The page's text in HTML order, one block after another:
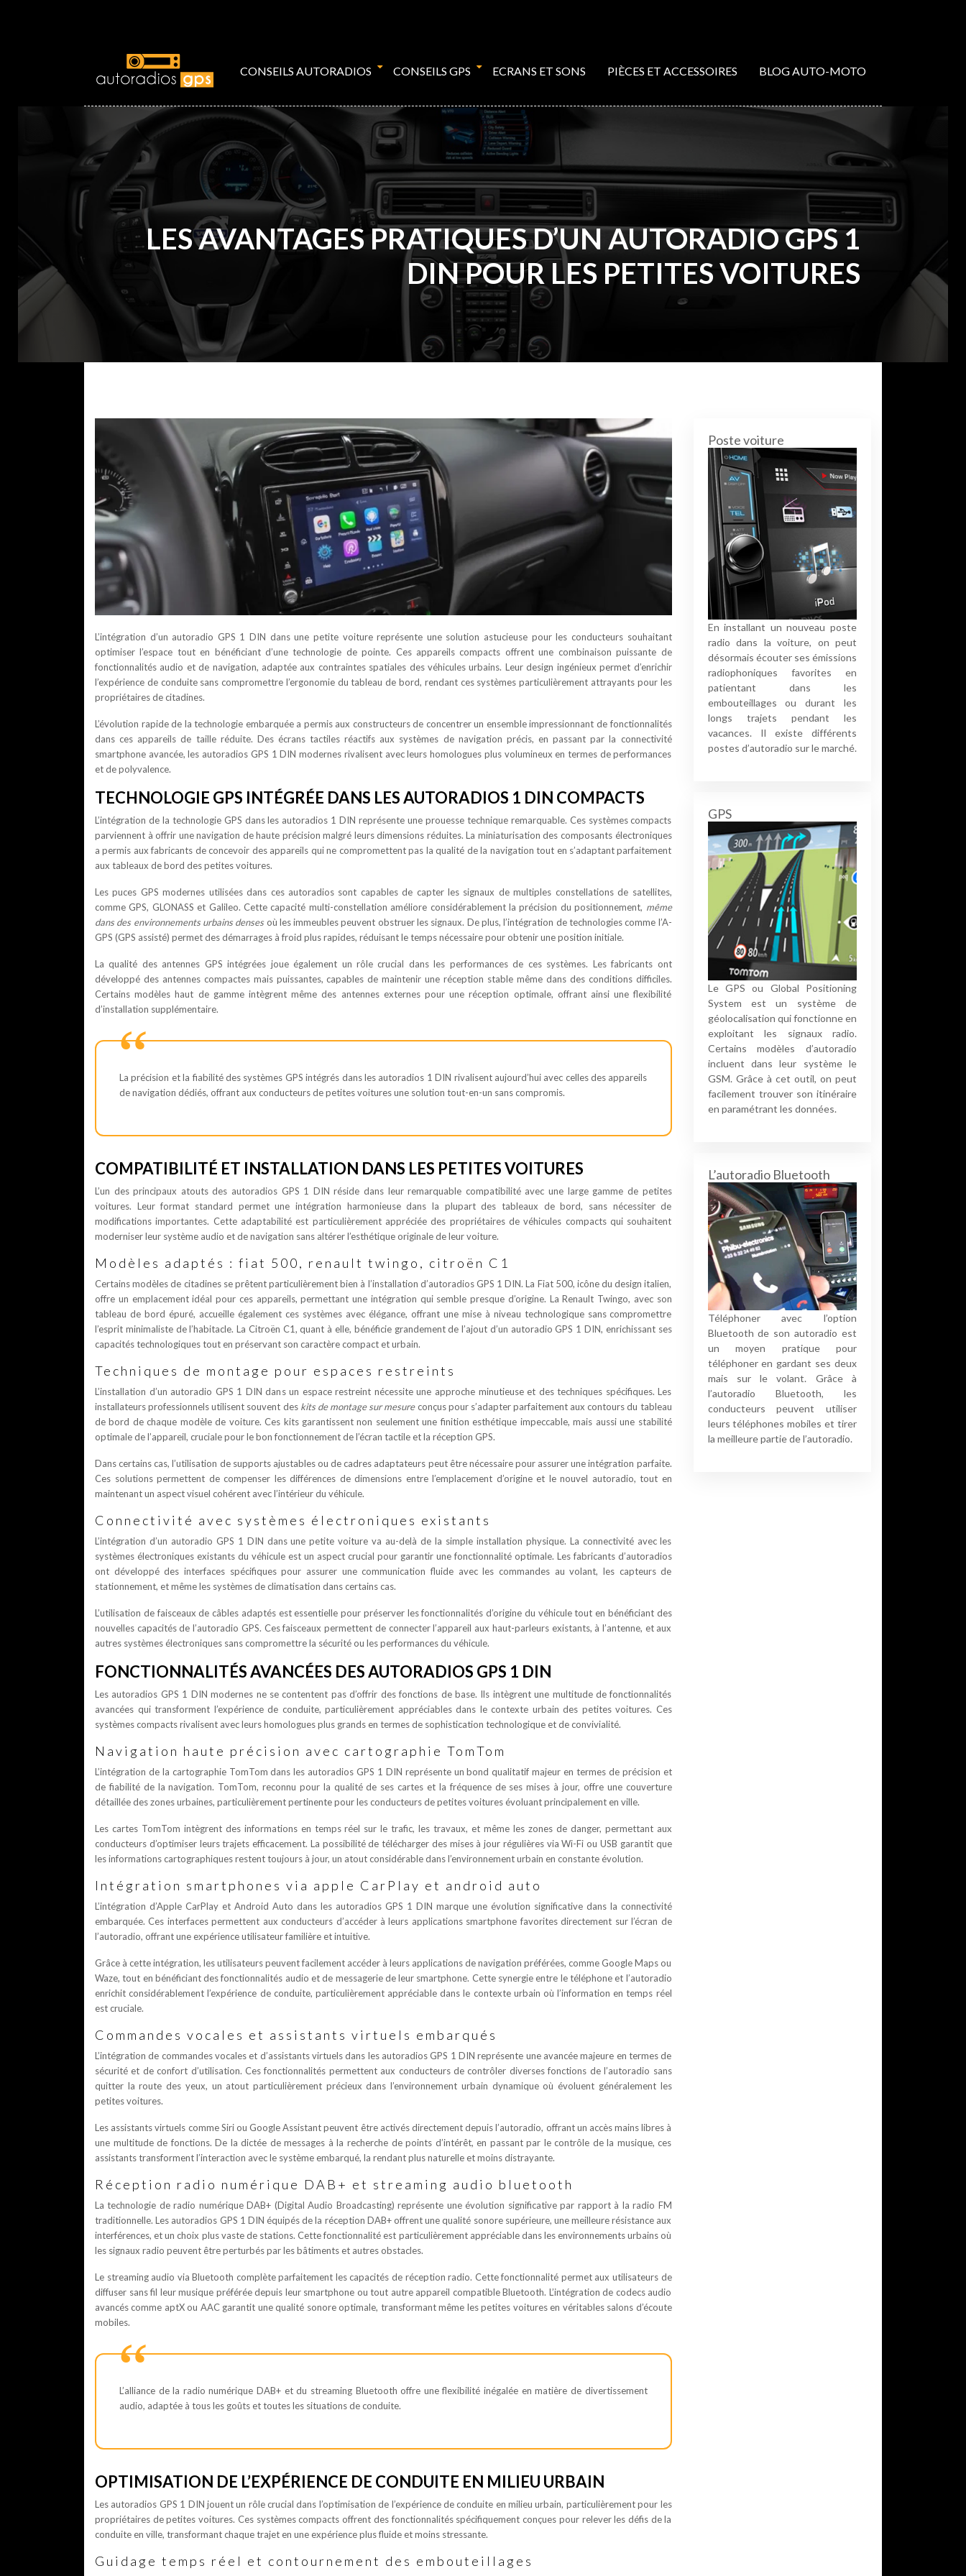
CONSEILS AUTORADIOS CONSEILS GPS ECRANS ET SONS PIÈCES ET ACCESSOIRES BLOG AUTO-MOTO
LES AVANTAGES PRATIQUES D’UN AUTORADIO GPS 1
DIN POUR LES PETITES VOITURES
L’intégration d’un autoradio GPS 1 DIN dans une petite voiture représente une solution astucieuse pour les conducteurs souhaitant
optimiser l’espace tout en bénéficiant d’une technologie de pointe. Ces appareils compacts offrent une combinaison puissante de
fonctionnalités audio et de navigation, adaptée aux contraintes spatiales des véhicules urbains. Leur design ingénieux permet d’enrichir
l’expérience de conduite sans compromettre l’ergonomie du tableau de bord, rendant ces systèmes particulièrement attrayants pour les
propriétaires de citadines.
L’évolution rapide de la technologie embarquée a permis aux constructeurs de concentrer un ensemble impressionnant de fonctionnalités
dans ces appareils de taille réduite. Des écrans tactiles réactifs aux systèmes de navigation précis, en passant par la connectivité
smartphone avancée, les autoradios GPS 1 DIN modernes rivalisent avec leurs homologues plus volumineux en termes de performances
et de polyvalence.
TECHNOLOGIE GPS INTÉGRÉE DANS LES AUTORADIOS 1 DIN COMPACTS
L’intégration de la technologie GPS dans les autoradios 1 DIN représente une prouesse technique remarquable. Ces systèmes compacts
parviennent à offrir une navigation de haute précision malgré leurs dimensions réduites. La miniaturisation des composants électroniques
a permis aux fabricants de concevoir des appareils qui ne compromettent pas la qualité de la navigation tout en s’adaptant parfaitement
aux tableaux de bord des petites voitures.
Les puces GPS modernes utilisées dans ces autoradios sont capables de capter les signaux de multiples constellations de satellites,
comme GPS, GLONASS et Galileo. Cette capacité multi-constellation améliore considérablement la précision du positionnement, même
dans des environnements urbains densesoù les immeubles peuvent obstruer les signaux. De plus, l’intégration de technologies comme l’A-
GPS (GPS assisté) permet des démarrages à froid plus rapides, réduisant le temps nécessaire pour obtenir une position initiale.
La qualité des antennes GPS intégrées joue également un rôle crucial dans les performances de ces systèmes. Les fabricants ont
développé des antennes compactes mais puissantes, capables de maintenir une réception stable même dans des conditions difficiles.
Certains modèles haut de gamme intègrent même des antennes externes pour une réception optimale, offrant ainsi une flexibilité
d’installation supplémentaire.
La précision et la fiabilité des systèmes GPS intégrés dans les autoradios 1 DIN rivalisent aujourd’hui avec celles des appareils
de navigation dédiés, offrant aux conducteurs de petites voitures une solution tout-en-un sans compromis.
COMPATIBILITÉ ET INSTALLATION DANS LES PETITES VOITURES
L’un des principaux atouts des autoradios GPS 1 DIN réside dans leur remarquable compatibilité avec une large gamme de petites
voitures. Leur format standard permet une intégration harmonieuse dans la plupart des tableaux de bord, sans nécessiter de
modifications importantes. Cette adaptabilité est particulièrement appréciée des propriétaires de véhicules compacts qui souhaitent
moderniser leur système audio et de navigation sans altérer l’esthétique originale de leur voiture.
Modèles adaptés : fiat 500, renault twingo, citroën C1
Certains modèles de citadines se prêtent particulièrement bien à l’installation d’autoradios GPS 1 DIN. La Fiat 500, icône du design italien,
offre un emplacement idéal pour ces appareils, permettant une intégration qui semble presque d’origine. La Renault Twingo, avec son
tableau de bord épuré, accueille également ces systèmes avec élégance, offrant une mise à niveau technologique sans compromettre
l’esprit minimaliste de l’habitacle. La Citroën C1, quant à elle, bénéficie grandement de l’ajout d’un autoradio GPS 1 DIN, enrichissant ses
capacités technologiques tout en préservant son caractère compact et urbain.
Techniques de montage pour espaces restreints
L’installation d’un autoradio GPS 1 DIN dans un espace restreint nécessite une approche minutieuse et des techniques spécifiques. Les
installateurs professionnels utilisent souvent des kits de montage sur mesureconçus pour s’adapter parfaitement aux contours du tableau
de bord de chaque modèle de voiture. Ces kits garantissent non seulement une finition esthétique impeccable, mais aussi une stabilité
optimale de l’appareil, cruciale pour le bon fonctionnement de l’écran tactile et la réception GPS.
Dans certains cas, l’utilisation de supports ajustables ou de cadres adaptateurs peut être nécessaire pour assurer une intégration parfaite.
Ces solutions permettent de compenser les différences de dimensions entre l’emplacement d’origine et le nouvel autoradio, tout en
maintenant un aspect visuel cohérent avec l’intérieur du véhicule.
Connectivité avec systèmes électroniques existants
L’intégration d’un autoradio GPS 1 DIN dans une petite voiture va au-delà de la simple installation physique. La connectivité avec les
systèmes électroniques existants du véhicule est un aspect crucial pour garantir une fonctionnalité optimale. Les fabricants d’autoradios
ont développé des interfaces spécifiques pour assurer une communication fluide avec les commandes au volant, les capteurs de
stationnement, et même les systèmes de climatisation dans certains cas.
L’utilisation de faisceaux de câbles adaptés est essentielle pour préserver les fonctionnalités d’origine du véhicule tout en bénéficiant des
nouvelles capacités de l’autoradio GPS. Ces faisceaux permettent de connecter l’appareil aux haut-parleurs existants, à l’antenne, et aux
autres systèmes électroniques sans compromettre la sécurité ou les performances du véhicule.
FONCTIONNALITÉS AVANCÉES DES AUTORADIOS GPS 1 DIN
Les autoradios GPS 1 DIN modernes ne se contentent pas d’offrir des fonctions de base. Ils intègrent une multitude de fonctionnalités
avancées qui transforment l’expérience de conduite, particulièrement appréciables dans le contexte urbain des petites voitures. Ces
systèmes compacts rivalisent avec leurs homologues plus grands en termes de sophistication technologique et de convivialité.
Navigation haute précision avec cartographie TomTom
L’intégration de la cartographie TomTom dans les autoradios GPS 1 DIN représente un bond qualitatif majeur en termes de précision et
de fiabilité de la navigation. TomTom, reconnu pour la qualité de ses cartes et la fréquence de ses mises à jour, offre une couverture
détaillée des zones urbaines, particulièrement pertinente pour les conducteurs de petites voitures évoluant principalement en ville.
Les cartes TomTom intègrent des informations en temps réel sur le trafic, les travaux, et même les zones de danger, permettant aux
conducteurs d’optimiser leurs trajets efficacement. La possibilité de télécharger des mises à jour régulières via Wi-Fi ou USB garantit que
les informations cartographiques restent toujours à jour, un atout considérable dans l’environnement urbain en constante évolution.
Intégration smartphones via apple CarPlay et android auto
L’intégration d’Apple CarPlay et Android Auto dans les autoradios GPS 1 DIN marque une évolution significative dans la connectivité
embarquée. Ces interfaces permettent aux conducteurs d’accéder à leurs applications smartphone favorites directement sur l’écran de
l’autoradio, offrant une expérience utilisateur familière et intuitive.
Grâce à cette intégration, les utilisateurs peuvent facilement accéder à leurs applications de navigation préférées, comme Google Maps ou
Waze, tout en bénéficiant des fonctionnalités audio et de messagerie de leur smartphone. Cette synergie entre le téléphone et l’autoradio
enrichit considérablement l’expérience de conduite, particulièrement appréciable dans le contexte urbain où l’information en temps réel
est cruciale.
Commandes vocales et assistants virtuels embarqués
L’intégration de commandes vocales et d’assistants virtuels dans les autoradios GPS 1 DIN représente une avancée majeure en termes de
sécurité et de confort d’utilisation. Ces fonctionnalités permettent aux conducteurs de contrôler diverses fonctions de l’autoradio sans
quitter la route des yeux, un atout particulièrement précieux dans l’environnement urbain dynamique où évoluent généralement les
petites voitures.
Les assistants virtuels comme Siri ou Google Assistant peuvent être activés directement depuis l’autoradio, offrant un accès mains libres à
une multitude de fonctions. De la dictée de messages à la recherche de points d’intérêt, en passant par le contrôle de la musique, ces
assistants transforment l’interaction avec le système embarqué, la rendant plus naturelle et moins distrayante.
Réception radio numérique DAB+ et streaming audio bluetooth
La technologie de radio numérique DAB+ (Digital Audio Broadcasting) représente une évolution significative par rapport à la radio FM
traditionnelle. Les autoradios GPS 1 DIN équipés de la réception DAB+ offrent une qualité sonore supérieure, une meilleure résistance aux
interférences, et un choix plus vaste de stations. Cette fonctionnalité est particulièrement appréciable dans les environnements urbains où
les signaux radio peuvent être perturbés par les bâtiments et autres obstacles.
Le streaming audio via Bluetooth complète parfaitement les capacités de réception radio. Cette fonctionnalité permet aux utilisateurs de
diffuser sans fil leur musique préférée depuis leur smartphone ou tout autre appareil compatible Bluetooth. L’intégration de codecs audio
avancés comme aptX ou AAC garantit une qualité sonore optimale, transformant même les petites voitures en véritables salons d’écoute
mobiles.
L’alliance de la radio numérique DAB+ et du streaming Bluetooth offre une flexibilité inégalée en matière de divertissement
audio, adaptée à tous les goûts et toutes les situations de conduite.
OPTIMISATION DE L’EXPÉRIENCE DE CONDUITE EN MILIEU URBAIN
Les autoradios GPS 1 DIN jouent un rôle crucial dans l’optimisation de l’expérience de conduite en milieu urbain, particulièrement pour les
propriétaires de petites voitures. Ces systèmes compacts offrent des fonctionnalités spécifiquement conçues pour relever les défis de la
conduite en ville, transformant chaque trajet en une expérience plus fluide et moins stressante.
Guidage temps réel et contournement des embouteillages
Poste voiture
En installant un nouveau poste
radio dans la voiture, on peut
désormais écouter ses émissions
radiophoniques favorites en
patientant dans les
embouteillages ou durant les
longs trajets pendant les
vacances. Il existe différents
postes d’autoradio sur le marché.
GPS
Le GPS ou Global Positioning
System est un système de
géolocalisation qui fonctionne en
exploitant les signaux radio.
Certains modèles d’autoradio
incluent dans leur système le
GSM. Grâce à cet outil, on peut
facilement trouver son itinéraire
en paramétrant les données.
L’autoradio Bluetooth
Téléphoner avec l’option
Bluetooth de son autoradio est
un moyen pratique pour
téléphoner en gardant ses deux
mais sur le volant. Grâce à
l’autoradio Bluetooth, les
conducteurs peuvent utiliser
leurs téléphones mobiles et tirer
la meilleure partie de l’autoradio.